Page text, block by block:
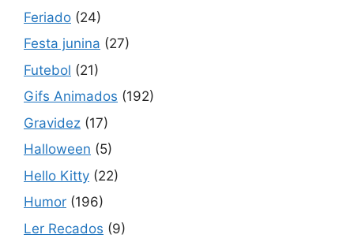
Feriado (24)
Festa junina (27)
Futebol (21)
Gifs Animados (192)
Gravidez (17)
Halloween (5)
Hello Kitty (22)
Humor (196)
Ler Recados (9)